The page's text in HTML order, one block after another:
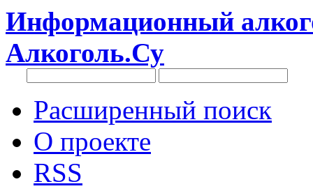
Информационный
Алкоголь.Су
Расширенный поиск
О проекте
RSS